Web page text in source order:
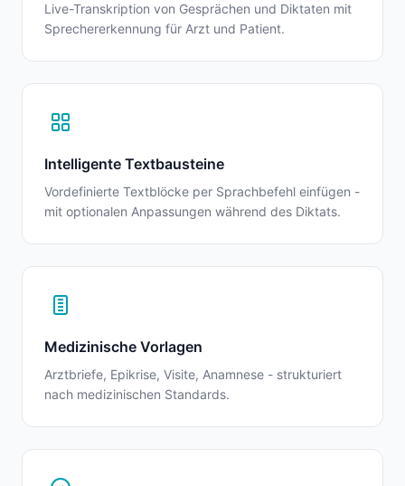
Live-Transkription von Gesprächen und Diktaten mit
Sprechererkennung für Arzt und Patient.
Intelligente Textbausteine
Vordefinierte Textblöcke per Sprachbefehl einfügen -
mit optionalen Anpassungen während des Diktats.
Medizinische Vorlagen
Arztbriefe, Epikrise, Visite, Anamnese - strukturiert
nach medizinischen Standards.